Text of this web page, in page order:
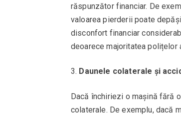
răspunzător financiar. De
valoarea pierderii poate
disconfort financiar
deoarece majoritatea polițelor
Daunele colaterale și
Dacă închiriezi o mașină fără
colaterale. De exemplu, dacă